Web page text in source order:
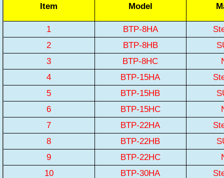
Item Model
1 BTP-8HA
2
BTP-8HB
3
BTP-8HC
4
BTP-15HA
5
BTP-15HB
6
BTP-15HC
7
BTP-22HA
8
BTP-22HB
9
BTP-22HC
10
BTP-30HA